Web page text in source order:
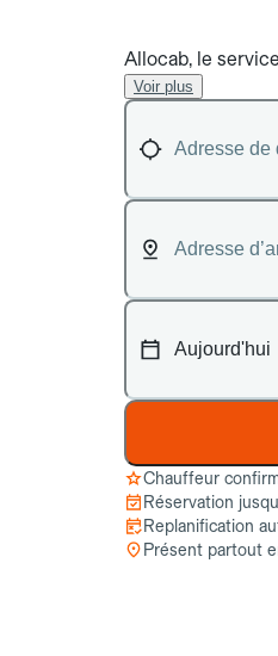
Allocab, le
Voir plus
Chauffeur
Réservation
Replanification
Présent partout